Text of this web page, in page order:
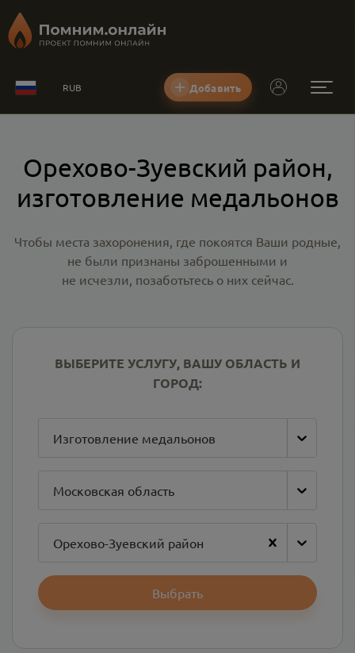
RUB Добавить
Орехово-Зуевский район,
изготовление медальонов
Чтобы места захоронения, где покоятся Ваши родные,
не были признаны заброшенными и
не исчезли, позаботьтесь о них сейчас.
ВЫБЕРИТЕ УСЛУГУ, ВАШУ ОБЛАСТЬ И
ГОРОД:
Изготовление медальонов
Московская область
Орехово-Зуевский район
Выбрать